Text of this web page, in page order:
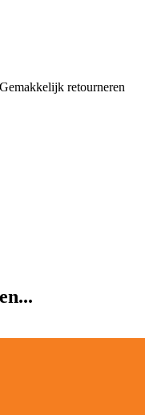
Gemakkelijk retourneren